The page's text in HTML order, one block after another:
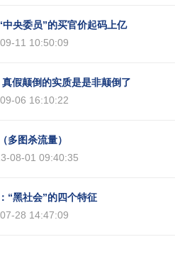
中央委员”的买官价起码上亿
11 10:50:09
假颠倒的实质是是非颠倒了
06 16:10:22
图杀流量）
08-01 09:40:35
“黑社会”的四个特征
28 14:47:09